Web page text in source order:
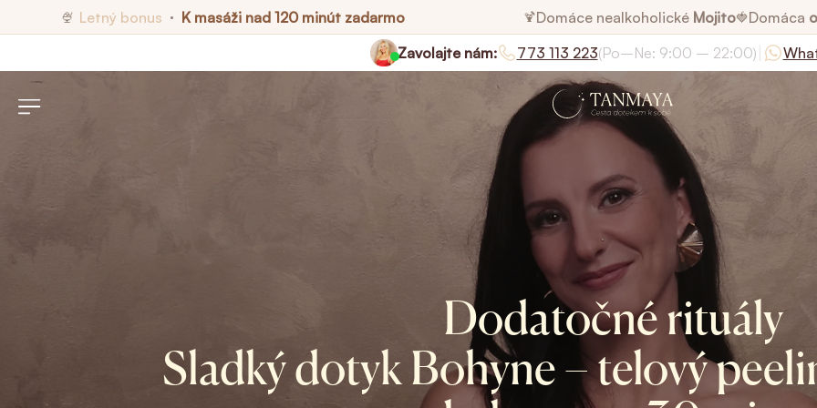
🍨 Letný bonus • K masáži nad 120 minút zadarmo 🍹Domáce nealkoholické Mojito🍓Domáca
Zavolajte nám:
773 113 223(Po–Ne: 9:00 – 22:00)
Dodatočné rituály
Sladký dotyk Bohyne – telový